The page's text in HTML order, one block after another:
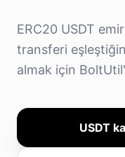
ERC20 USDT
transferi
almak için
USDT